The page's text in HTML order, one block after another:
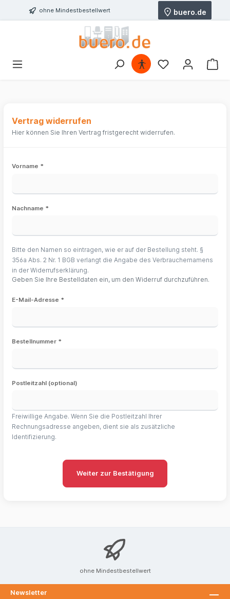
ohne Mindestbestellwert buero.de
Vertrag widerrufen
Hier können Sie Ihren Vertrag fristgerecht widerrufen.
Vorname *
Nachname *
Bitte den Namen so eintragen, wie er auf der Bestellung steht. §
356a Abs. 2 Nr. 1 BGB verlangt die Angabe des Verbrauchernamens
in der Widerrufserklärung.
Geben Sie Ihre Bestelldaten ein, um den Widerruf durchzuführen.
E-Mail-Adresse *
Bestellnummer *
Postleitzahl (optional)
Freiwillige Angabe. Wenn Sie die Postleitzahl Ihrer
Rechnungsadresse angeben, dient sie als zusätzliche
Identifizierung.
Weiter zur Bestätigung
ohne Mindestbestellwert
Newsletter